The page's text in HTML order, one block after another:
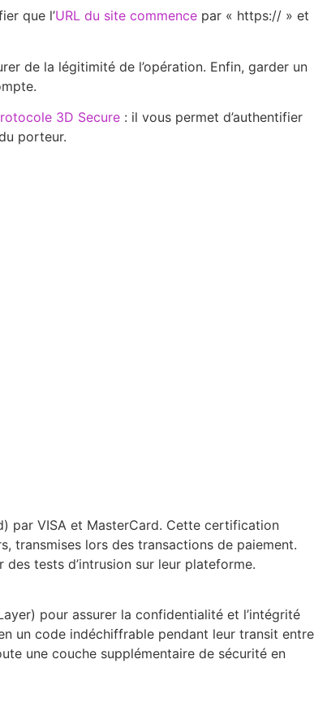
que l’URL du site commence par « https:// » et
de la légitimité de l’opération. Enfin, garder un
3D Secure : il vous permet d’authentifier
porteur.
par VISA et MasterCard. Cette certification
transmises lors des transactions de paiement.
tests d’intrusion sur leur plateforme.
pour assurer la confidentialité et l’intégrité
un code indéchiffrable pendant leur transit entre
une couche supplémentaire de sécurité en